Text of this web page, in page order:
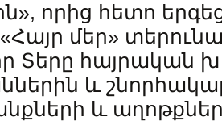
որից հետո
մեր»
Տերը հայրական
և
և